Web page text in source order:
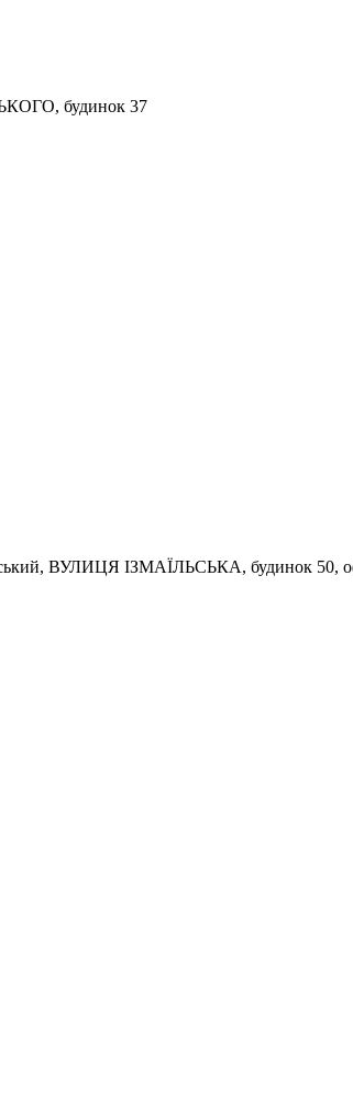
будинок 37
ВУЛИЦЯ ІЗМАЇЛЬСЬКА, будинок 50,